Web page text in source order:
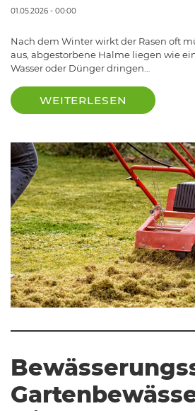
01.05.2026 - 00:00
Nach dem Winter wirkt der Rasen oft
aus, abgestorbene Halme liegen wie
Wasser oder Dünger dringen…
WEITERLESEN